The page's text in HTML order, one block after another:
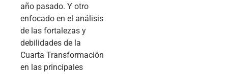
año pasado. Y otro
enfocado en el análisis
de las fortalezas y
debilidades de la
Cuarta Transformación
en las principales